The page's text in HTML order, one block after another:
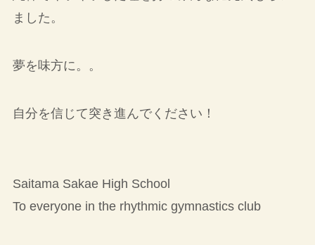
ました。
夢を味方に。。
自分を信じて突き進んでください！
Saitama Sakae High School
To everyone in the rhythmic gymnastics club